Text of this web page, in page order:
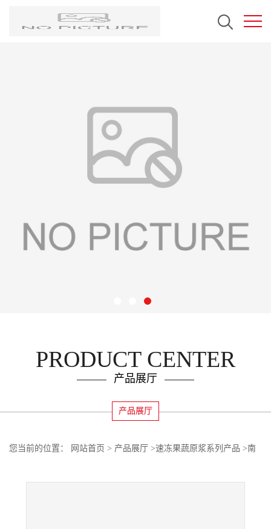
PRODUCT CENTER
产品展厅
产品展厅
您当前的位置： 网站首页 > 产品展厅 >速冻果蔬原浆系列产品 >南